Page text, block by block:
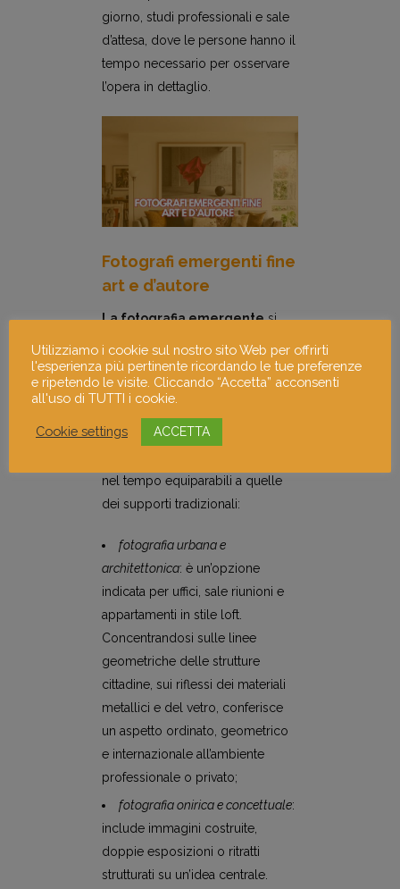
giorno, studi professionali e sale
d’attesa, dove le persone hanno il
tempo necessario per osservare
l’opera in dettaglio.
Fotografi emergenti fine
art e d’autore
La fotografia emergentesi
espressione concettuale. I creativi
utilizzano carte d’archivio di alto
avanzate, che assicurano una
nel tempo equiparabili a quelle
dei supporti tradizionali:
fotografia urbana e
architettonica: è un’opzione
indicata per uffici, sale riunioni e
appartamenti in stile loft.
Concentrandosi sulle linee
geometriche delle strutture
cittadine, sui riflessi dei materiali
metallici e del vetro, conferisce
un aspetto ordinato, geometrico
e internazionale all’ambiente
professionale o privato;
fotografia onirica e concettuale:
include immagini costruite,
doppie esposizioni o ritratti
strutturati su un’idea centrale.
Utilizziamo i cookie sul nostro sito Web per offrirti
l'esperienza più pertinente ricordando le tue preferenze
e ripetendo le visite. Cliccando “Accetta” acconsenti
all'uso di TUTTI i cookie.
Cookie settings ACCETTA